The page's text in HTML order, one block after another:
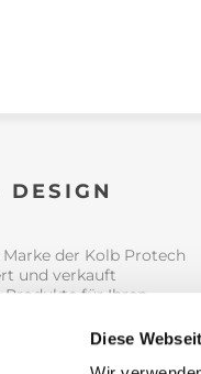
Diese
DESIGN
der Kolb Protech
und verkauft
für Ihren